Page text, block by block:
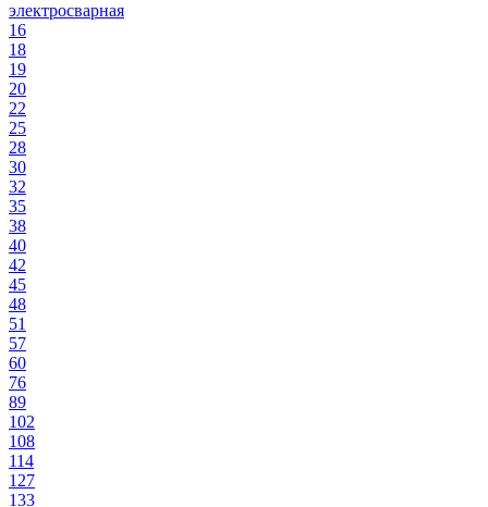
электросварная
16
18
19
20
22
25
28
30
32
35
38
40
42
45
48
51
57
60
76
89
102
108
114
127
133